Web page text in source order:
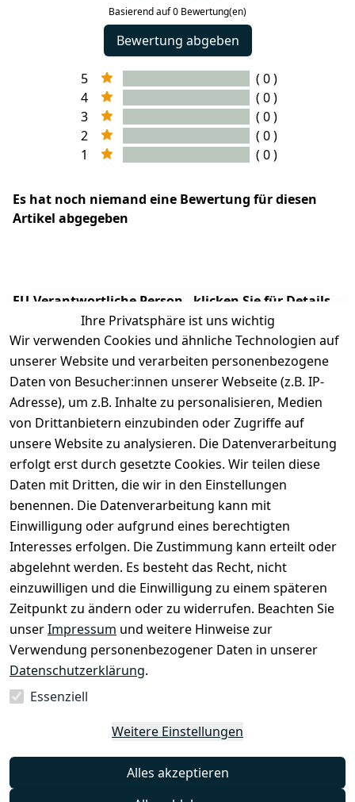
Basierend auf 0 Bewertung(en)
Bewertung abgeben
5
( 0 )
4
( 0 )
3
( 0 )
2
( 0 )
1
( 0 )
Es hat noch niemand eine Bewertung für diesen
Artikel abgegeben
EU-Verantwortliche Person - klicken Sie für Details
Ihre Privatsphäre ist uns wichtig
Wir verwenden Cookies und ähnliche Technologien auf
unserer Website und verarbeiten personenbezogene
Daten von Besucher:innen unserer Webseite (z.B. IP-
Adresse), um z.B. Inhalte zu personalisieren, Medien
von Drittanbietern einzubinden oder Zugriffe auf
unsere Website zu analysieren. Die Datenverarbeitung
erfolgt erst durch gesetzte Cookies. Wir teilen diese
Daten mit Dritten, die wir in den Einstellungen
benennen. Die Datenverarbeitung kann mit
Einwilligung oder aufgrund eines berechtigten
Interesses erfolgen. Die Zustimmung kann erteilt oder
abgelehnt werden. Es besteht das Recht, nicht
einzuwilligen und die Einwilligung zu einem späteren
Zeitpunkt zu ändern oder zu widerrufen. Beachten Sie
unserImpressum und weitere Hinweise zur
Verwendung personenbezogener Daten in unserer
Datenschutzerklärung.
Essenziell
Weitere Einstellungen
Alles akzeptieren
Rechtliches
Impressum
Datenschutze
rklärung
Barrierefreihe
itserklärung
Widerrufsrec
ht
Services
Registrieren